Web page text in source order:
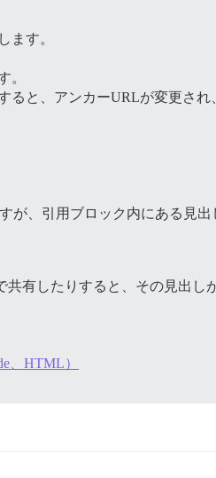
ます。
。
ると、アンカーURLが変更さ
が、引用ブロック内にある見
有したりすると、その見出し
、HTML）